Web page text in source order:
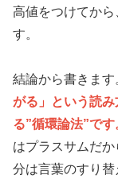
高値をつけてか
す。
結論から書きます
がる」という読
る”循環論法”です
はプラスサムだ
分は言葉のすり替